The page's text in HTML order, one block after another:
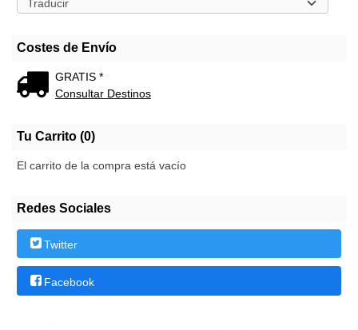
Costes de Envío
GRATIS *
Consultar Destinos
Tu Carrito (0)
El carrito de la compra está vacío
Redes Sociales
Twitter
Facebook